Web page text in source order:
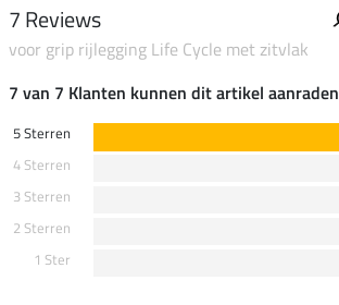
7 Reviews
voor grip rijlegging Life Cycle met zitvlak
7 van 7 Klanten kunnen dit artikel aanraden
5 Sterren
4 Sterren
3 Sterren
2 Sterren
1 Ster